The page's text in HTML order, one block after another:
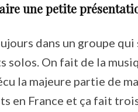
une petite
dans un groupe qui
solos. On fait de la
la majeure partie de ma
en France et ça fait